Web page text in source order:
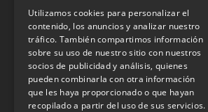
INFORMACIÓN LEGAL
Aviso Legal
Política de Privacidad
Política de Cookies
Utilizamos cookies para personalizar el
contenido, los anuncios y analizar nuestro
tráfico. También compartimos información
sobre su uso de nuestro sitio con nuestros
socios de publicidad y análisis, quienes
pueden combinarla con otra información
que les haya proporcionado o que hayan
recopilado a partir del uso de sus servicios.